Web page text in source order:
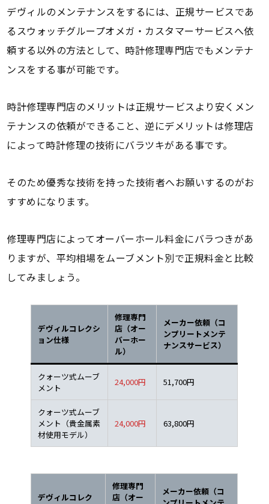
デヴィルのメンテナンスをするには、正規サービスであ
るスウォッチグループオメガ・カスタマーサービスへ依
頼する以外の方法として、時計修理専門店でもメンテナ
ンスをする事が可能です。
時計修理専門店のメリットは正規サービスより安くメン
テナンスの依頼ができること、逆にデメリットは修理店
によって時計修理の技術にバラツキがある事です。
そのため優秀な技術を持った技術者へお願いするのがお
すすめになります。
修理専門店によってオーバーホール料金にバラつきがあ
りますが、平均相場をムーブメント別で正規料金と比較
してみましょう。
デヴィルコレクシ
ョン仕様
修理専門
店（オー
バーホー
ル）
メーカー依頼（コ
ンプリートメンテ
ナンスサービス）
クォーツ式ムーブ
メント
24,000円 51,700円
クォーツ式ムーブ
メント（貴金属素
材使用モデル）
24,000円 63,800円
デヴィルコレク
修理専門
店（オー
メーカー依頼（コ